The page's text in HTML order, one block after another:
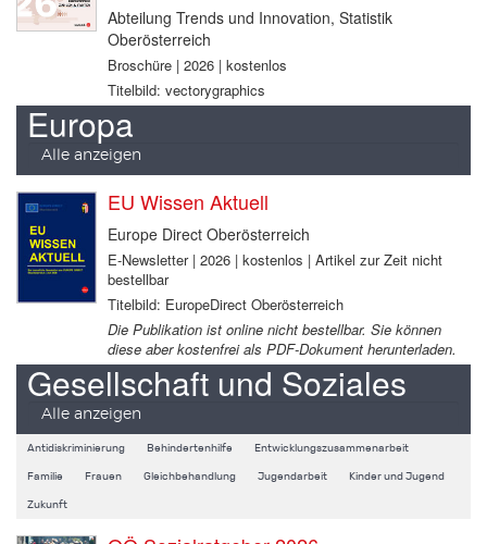
Abteilung Trends und Innovation, Statistik
Oberösterreich
Broschüre | 2026 | kostenlos
Titelbild: vectorygraphics
Europa
Alle anzeigen
EU Wissen Aktuell
Europe Direct Oberösterreich
E-Newsletter | 2026 | kostenlos | Artikel zur Zeit nicht
bestellbar
Titelbild: EuropeDirect Oberösterreich
Die Publikation ist online nicht bestellbar. Sie können
diese aber kostenfrei als PDF-Dokument herunterladen.
Gesellschaft und Soziales
Alle anzeigen
Antidiskriminierung Behindertenhilfe Entwicklungszusammenarbeit
Familie Frauen Gleichbehandlung Jugendarbeit Kinder und Jugend
Zukunft